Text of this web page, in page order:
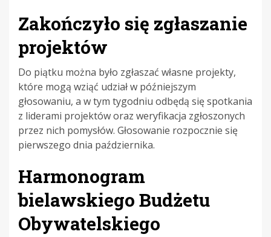
Zakończyło się zgłaszanie
projektów
Do piątku można było zgłaszać własne projekty,
które mogą wziąć udział w późniejszym
głosowaniu, a w tym tygodniu odbędą się spotkania
z liderami projektów oraz weryfikacja zgłoszonych
przez nich pomysłów. Głosowanie rozpocznie się
pierwszego dnia października.
Harmonogram
bielawskiego Budżetu
Obywatelskiego